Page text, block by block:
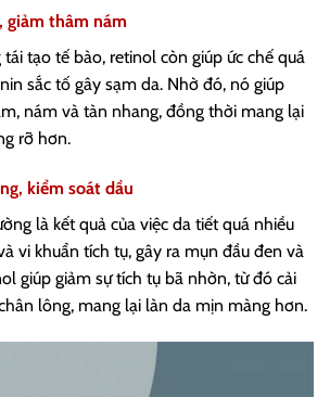
giảm thâm nám
tạo tế bào, retinol còn giúp ức chế quá
sắc tố gây sạm da. Nhờ đó, nó giúp
nám và tàn nhang, đồng thời mang lại
rỡ hơn.
kiểm soát dầu
là kết quả của việc da tiết quá nhiều
vi khuẩn tích tụ, gây ra mụn đầu đen và
giúp giảm sự tích tụ bã nhờn, từ đó cải
lông, mang lại làn da mịn màng hơn.